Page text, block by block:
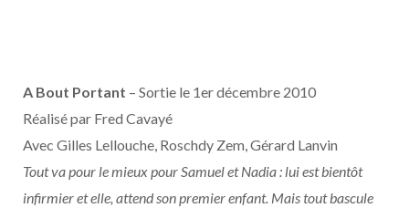
A Bout Portant – Sortie le 1er décembre 2010
Réalisé par Fred Cavayé
Avec Gilles Lellouche, Roschdy Zem, Gérard Lanvin
Tout va pour le mieux pour Samuel et Nadia : lui est bientôt
infirmier et elle, attend son premier enfant. Mais tout bascule